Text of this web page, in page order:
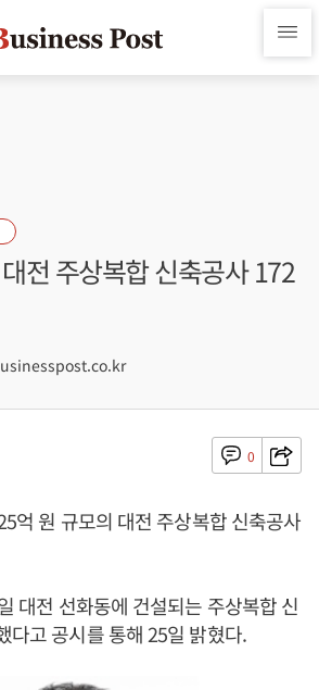
전 주상복합 신축공사 172
0
억 원 규모의 대전 주상복합 신축공사
대전 선화동에 건설되는 주상복합 신
다고 공시를 통해 25일 밝혔다.